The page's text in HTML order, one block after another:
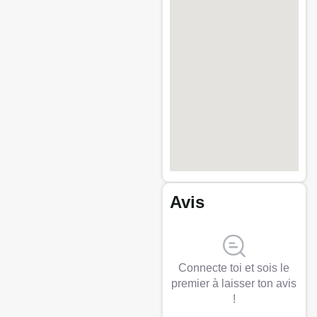
Avis
Connecte toi et sois le
premier à laisser ton avis
!